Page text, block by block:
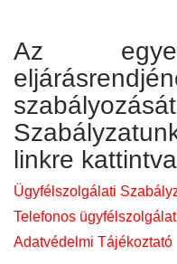
Az
linkre
Ügyfélszolgálati
Telefonos
Adatvédelmi Tájékoztató